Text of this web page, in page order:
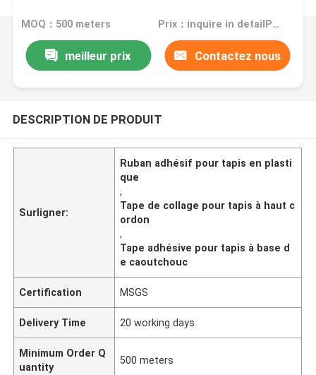
MOQ：500 meters Prix：inquire in detailPlease contact us for quotation
meilleur prix Contactez nous
DESCRIPTION DE PRODUIT
Surligner:
Ruban adhésif pour tapis en plasti
que
,
Tape de collage pour tapis à haut c
ordon
,
Tape adhésive pour tapis à base d
e caoutchouc
Certification MSGS
Delivery Time 20 working days
Minimum Order Q
uantity
500 meters